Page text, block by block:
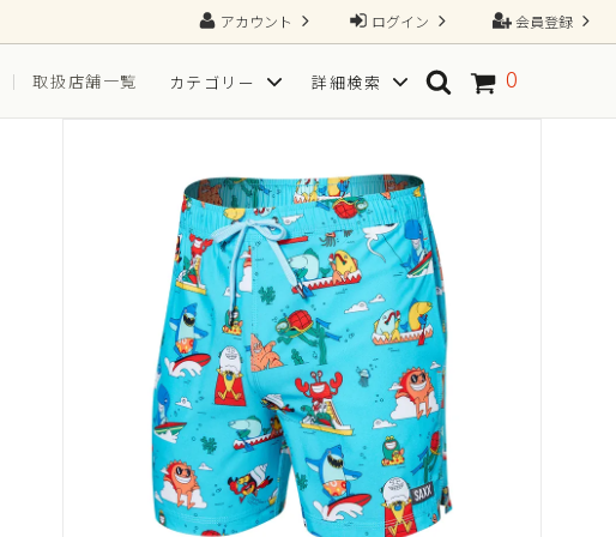
会員登録
ログイン
アカウント
取扱店舗一覧 カテゴリー
ソックス
詳細検索
SPORT(スポーツ向き)
TGRAINING（トレーニング）
Tシャツ
サイズから探す
一枚で、すべてが整う2N1ショーツ
0